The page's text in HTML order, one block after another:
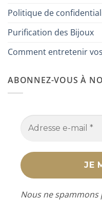
Politique de
Purification des Bijoux
Comment entretenir
ABONNEZ-VOUS À
Nous ne spammons